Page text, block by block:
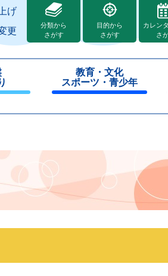
げ
更
分類から
さがす
目的から
さがす
カレン
さ
教育・文化
スポーツ・青少年
じ